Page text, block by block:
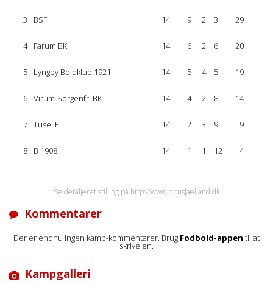
3 BSF 14 9 2 3 29
4 Farum BK 14 6 2 6 20
5 Lyngby Boldklub 1921 14 5 4 5 19
6 Virum-Sorgenfri BK 14 4 2 8 14
7 Tuse IF 14 2 3 9 9
8 B 1908 14 1 1 12 4
Se detaljeret stilling på http://www.dbusjaelland.dk
Kommentarer
Der er endnu ingen kamp-kommentarer. Brug Fodbold-appen til at
skrive en.
Kampgalleri